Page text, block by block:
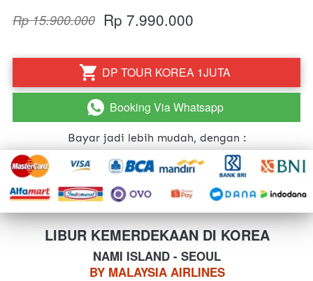
Rp 15.900.000 Rp 7.990.000
` DP TOUR KOREA 1JUTA
` Booking Via Whatsapp
Bayar jadi lebih mudah, dengan :
LIBUR KEMERDEKAAN DI KOREA
NAMI ISLAND - SEOUL
BY MALAYSIA AIRLINES